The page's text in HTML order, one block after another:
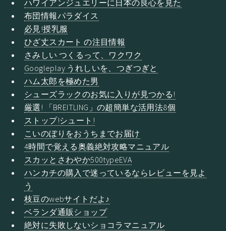
ハワイアンジュエリーに日本の良心を見た
布団情報パラダイス
必見!授乳服
ひざ丈スカート の注目情報
さみしい つくるって、ワクワク
Googleplay うれしいを、つぎつぎと
ハム太郎を極めた男
シューズラックのお気に入りが見つかる!
厳選! 「BREITLING」の超簡単な活用法8個
ストップ!シュート!
こいのぼりをおうちまでお届け
4時間で覚える奥義絶対攻略マニュアル
スカッとさわやか500typeEVA
ハンカチの購入で迷っているならレビューを見よ
う
枝豆のwebサイトだよ♪
ベランダ通販ショップ
絶対に失敗しないショコラマニュアル